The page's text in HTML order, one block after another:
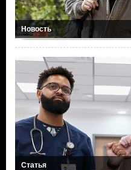
Новость
Статья